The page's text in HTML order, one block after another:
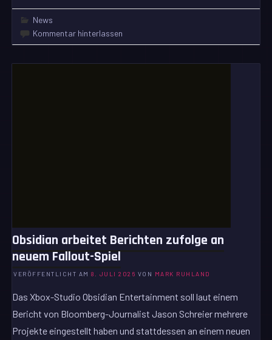
News
Kommentar hinterlassen
Obsidian arbeitet Berichten zufolge an
neuem Fallout-Spiel
VERÖFFENTLICHT AM8. JULI 2026 VON MARK RUHLAND
Das Xbox-Studio Obsidian Entertainment soll laut einem
Bericht von Bloomberg-Journalist Jason Schreier mehrere
Projekte eingestellt haben und stattdessen an einem neuen